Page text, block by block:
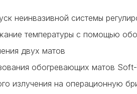
неинвазивной системы
температуры с помощью
двух матов
обогревающих матов
излучения на операционную